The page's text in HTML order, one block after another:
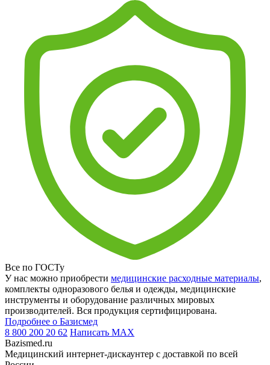
Все по ГОСТу
У нас можно приобрести медицинские расходные материалы,
комплекты одноразового белья и одежды, медицинские
инструменты и оборудование различных мировых
производителей. Вся продукция сертифицирована.
Подробнее о Базисмед
8 800 200 20 62 Написать MAX
Bazismed.ru
Медицинский интернет-дискаунтер с доставкой по всей